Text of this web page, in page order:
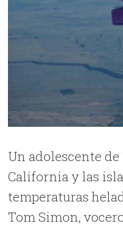
Un adolescente
California y las
temperaturas
Tom Simon,